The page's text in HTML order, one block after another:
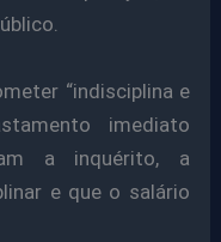
“indisciplina e
imediato
a inquérito, a
e que o salário